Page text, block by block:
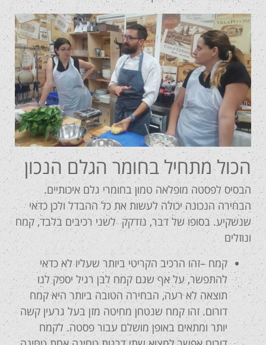
הכול מתחיל בחומר הגלם הנכון
הבסיס לפסטה מופלאה טמון בחומרי גלם איכותיים.
הבחירה הנכונה יכולה לעשות את כל ההבדל ולכן כדאי
שנשקיע. בסופו של דבר, נזדקק לשני רכיבים בלבד, קמח
ונוזלים
קמח –זהו הרכיב הקריטי ביותר שעליו לא כדאי
להתפשר, על אף שגם קמח לבן רגיל יספק לנו
תוצאה לא רעה, הבחירה הטובה ביותר היא קמח
דורום. זהו קמח שנטחן מחיטה מזן בעל גרעין קשה
יותר ומתאים באופן מושלם עבור פסטה. לקמח